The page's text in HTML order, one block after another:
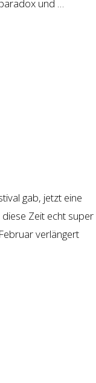
und …
gab, jetzt eine
Zeit echt super
verlängert